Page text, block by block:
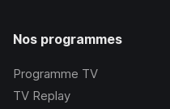
Nos programmes
Programme TV
TV Replay